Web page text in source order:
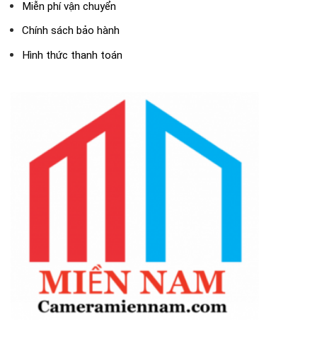
Miễn phí vận chuyển
Chính sách bảo hành
Hình thức thanh toán